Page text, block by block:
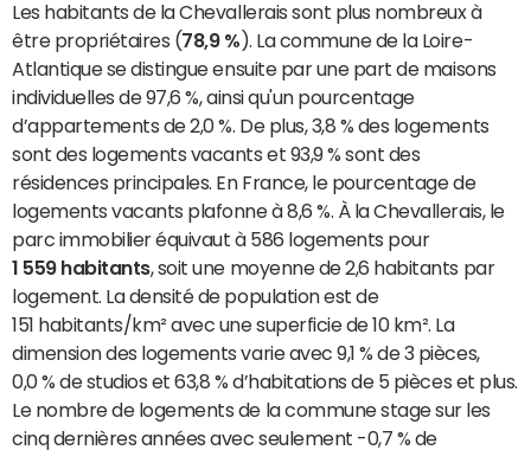
Les habitants de la Chevallerais sont plus nombreux à
être propriétaires (78,9 % ). La commune de la Loire-
Atlantique se distingue ensuite par une part de maisons
individuelles de 97,6 %, ainsi qu'un pourcentage
d’appartements de 2,0 %. De plus, 3,8 % des logements
sont des logements vacants et 93,9 % sont des
résidences principales. En France, le pourcentage de
logements vacants plafonne à 8,6 %. À la Chevallerais, le
parc immobilier équivaut à 586 logements pour
1 559 habitants, soit une moyenne de 2,6 habitants par
logement. La densité de population est de
151 habitants/km² avec une superficie de 10 km². La
dimension des logements varie avec 9,1 % de 3 pièces,
0,0 % de studios et 63,8 % d’habitations de 5 pièces et plus.
Le nombre de logements de la commune stage sur les
cinq dernières années avec seulement -0,7 % de